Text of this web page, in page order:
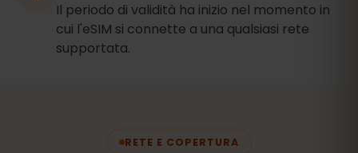
Il periodo di validità ha inizio nel momento in
cui l'eSIM si connette a una qualsiasi rete
supportata.
RETE E COPERTURA